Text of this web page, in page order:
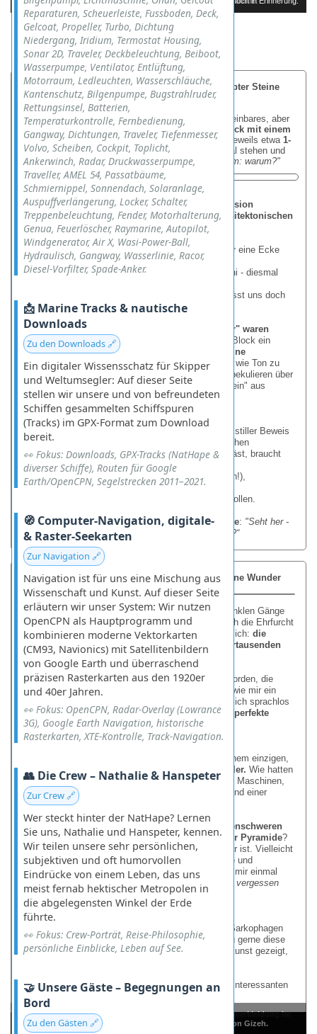
Reparaturen, Scheuerleiste, Fussboden, Deck,
Gelcoat, Propeller, Turbo, Dichtung
Niedergang, Iridium, Termostat Housing,
Sonar 2D, Traveler, Deckbeleuchtung, Beiboot,
Wasserpumpe, Ventilator, Entlüftung,
Motorraum, Ledleuchten, Wasserschläuche,
Kantenschutz, Bilgenpumpe, Bugstrahlruder,
Rettungsinsel, Batterien,
Temperaturkontrolle, Fernbedienung,
Gangway, Dichtungen, Traveler, Tiefenmesser,
Volvo, Scheiben, Cockpit, Toplicht,
Ankerwinch, Radar, Druckwasserpumpe,
Traveller, AMEL 54, Passatbäume,
Schmiernippel, Sonnendach, Solaranlage,
Auspuffverlängerung, Locker, Schalter,
Treppenbeleuchtung, Fender, Motorhalterung,
Genua, Feuerlöscher, Raymarine, Autopilot,
Windgenerator, Air X, Wasi-Power-Ball,
Hydraulisch, Gangway, Wasserlinie, Racor,
Diesel-Vorfilter, Spade-Anker.
📩 Marine Tracks & nautische
Downloads
Zu den Downloads 🔗
Ein digitaler Wissensschatz für Skipper
und Weltumsegler: Auf dieser Seite
stellen wir unsere und von befreundeten
Schiffen gesammelten Schiffspuren
(Tracks) im GPX-Format zum Download
bereit.
👀 Fokus: Downloads, GPX-Tracks (NatHape &
diverser Schiffe), Routen für Google
Earth/OpenCPN, Segelstrecken 2011–2021.
🧭 Computer-Navigation, digitale-
& Raster-Seekarten
Zur Navigation 🔗
Navigation ist für uns eine Mischung aus
Wissenschaft und Kunst. Auf dieser Seite
erläutern wir unser System: Wir nutzen
OpenCPN als Hauptprogramm und
kombinieren moderne Vektorkarten
(CM93, Navionics) mit Satellitenbildern
von Google Earth und überraschend
präzisen Rasterkarten aus den 1920er
und 40er Jahren.
👀 Fokus: OpenCPN, Radar-Overlay (Lowrance
3G), Google Earth Navigation, historische
Rasterkarten, XTE-Kontrolle, Track-Navigation.
👥 Die Crew – Nathalie & Hanspeter
Zur Crew 🔗
Wer steckt hinter der NatHape? Lernen
Sie uns, Nathalie und Hanspeter, kennen.
Wir teilen unsere sehr persönlichen,
subjektiven und oft humorvollen
Eindrücke von einem Leben, das uns
meist fernab hektischer Metropolen in
die abgelegensten Winkel der Erde
führte.
👀 Fokus: Crew-Porträt, Reise-Philosophie,
persönliche Einblicke, Leben auf See.
🤝 Unsere Gäste – Begegnungen an
Bord
Zu den Gästen 🔗
Das rätselhafte 90-Grad-Wunder: Als die Ägypter Steine
einfach um die Ecke dachten.
Vor der Großen Sphinx von Gizeh steht ein unscheinbares, aber
verblüffendes Relikt: einmonolithischer Steinblock mit einem
perfekten 90-Grad-Winkel, bei dem beide Seiten jeweils etwa 1-
1,5 Meter lang sind. Wer das sieht, bleibt erstmal stehen und
denkt:"Wer macht denn so etwas - und vor allem: warum?"
Die offizielle Erklärung: Pragmatismus mit Präzision
Archäologen vermuten, dass es sich um einenarchitektonischen
Probeblockhandeln könnte.
Die alten Baumeister könnten damit:
ihreWerkzeuge testen ("Wie sauber kriegen wir eine Ecke
hin?"),
Lehrlinge trainieren("Versuch’s nochmal, Meni - diesmal
gehabt haben ("Lasst uns doch
mal was Verrücktes machen!").
Die inoffizielle Theorie: Als Steine noch "knetbar" waren
Für Fans alternativer Geschichtstheorien ist dieser Block ein
Paradebeispiel. Könnte es sein, dass die Ägypter
eine
vergessene Technikbeherrschten, um Stein weich wie Ton zu
formen? Einige Forscher (wie Joseph Davidovits) spekulieren über
"geopolymeren" Beton- eine Art antiken "Lego-Stein" aus
gemahlenem Kalkstein und Bindemitteln.
Der Charme des Unerklärlichen
Egal, wie er entstand - dieser Steinblock ist ein stiller Beweis
für die
der ägyptischen
Handwerker. Wer heute einen solchen Winkel fräst, braucht
CNC-Maschinen. Damals gab’s nur:
Kupfermeißel (weicher als der bearbeitete Stein!),
Geduld (viel Geduld !),
machen zu wollen.
Vielleicht war es ja auch eine Artantike Visitenkarte: "Seht her -
WIR können das. Braucht ihr noch einen Obelisken?“
Ein Wiedersehen mit Sakkara: Stein gewordene Wunder
Als ich in den 1970er Jahren zum ersten Mal die dunklen Gänge
der Stufenpyramide von Sakkara besuchte, traf mich die Ehrfurcht
wie ein Schlag. Vor allem eines blieb mir unvergesslich: die
steinernen Särge(ohne Inhalt !),die dort seit Jahrtausenden
ruhten.
Manche von ihnen waren auf eine Weise geöffnet worden, die
heute kaum noch denkbar wäre -
, wie mir ein
älterer Wärter damals erzählte. Doch was mich wirklich sprachlos
machte, war nicht die rabiate Methode, sondern die perfekte
Handwerkskunstdieser Sarkophage.
dieser steinernen Gräber waren aus einem einzigen,
massiven Block gehauen -
ohne Fugen, ohne Fehler. Wie hatten
die alten Handwerker das geschafft? Ohne moderne Maschinen,
ohne Diamantsägen, nur mit Kupfermeißeln, Sand und einer
unglaublichen Portion Geduld?
Und dann die Frage:
Wie brachte man diese tonnenschweren
Steinkisten überhaupt in die engen Kammern der Pyramide?
Millimeterarbeit, wie sie heute kaum noch vorstellbar ist. Vielleicht
rollten sie auf Baumstämmen, vielleicht halfen Seile und
Hebelsysteme - oder, wie ein schmunzelnder Guide mir einmal
sagte: "Vielleicht wussten sie einfach Dinge, die wir vergessen
haben."
Ein versäumtes Wiedersehen
Bei unserem Besuch waren die Räume mit diesen Sarkophagen
leiderfür Touristen gesperrt. Ich hätte meiner Frau gerne diese
erstaunlichen Zeugnisse altägyptischer Handwerkskunst gezeigt,
Gregor Spörryhat eine Webseite mit diesem sehr interessanten
Thema:
Die Gruft der Riesen in Sakkara
Der Eingang zum Komplex Zoser der Pyramide von Sakkara.
Chephren Pyramide. Bei diesem Bauwerk ist die Aussenverkleidung im
Die grossen Pyramiden von Gizeh.
Die Sphinx, Bewacherin der grossen Pyramiden von Gizeh.